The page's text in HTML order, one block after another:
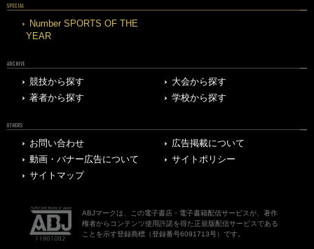
SPECIAL
Number SPORTS OF THE
YEAR
ARCHIVE
競技から探す
大会から探す
著者から探す
学校から探す
OTHERS
お問い合わせ
広告掲載について
動画・バナー広告について
サイトポリシー
サイトマップ
ABJマークは、この電子書店・電子書籍配信サービスが、著作
権者からコンテンツ使用許諾を得た正規版配信サービスである
ことを示す登録商標（登録番号6091713号）です。